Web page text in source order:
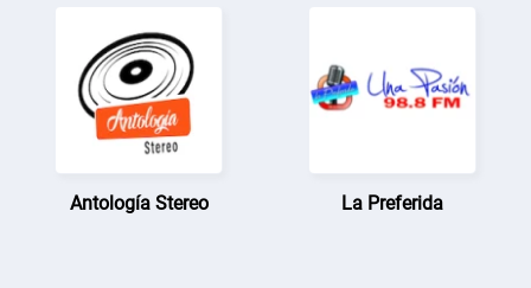
Antología Stereo La Preferida